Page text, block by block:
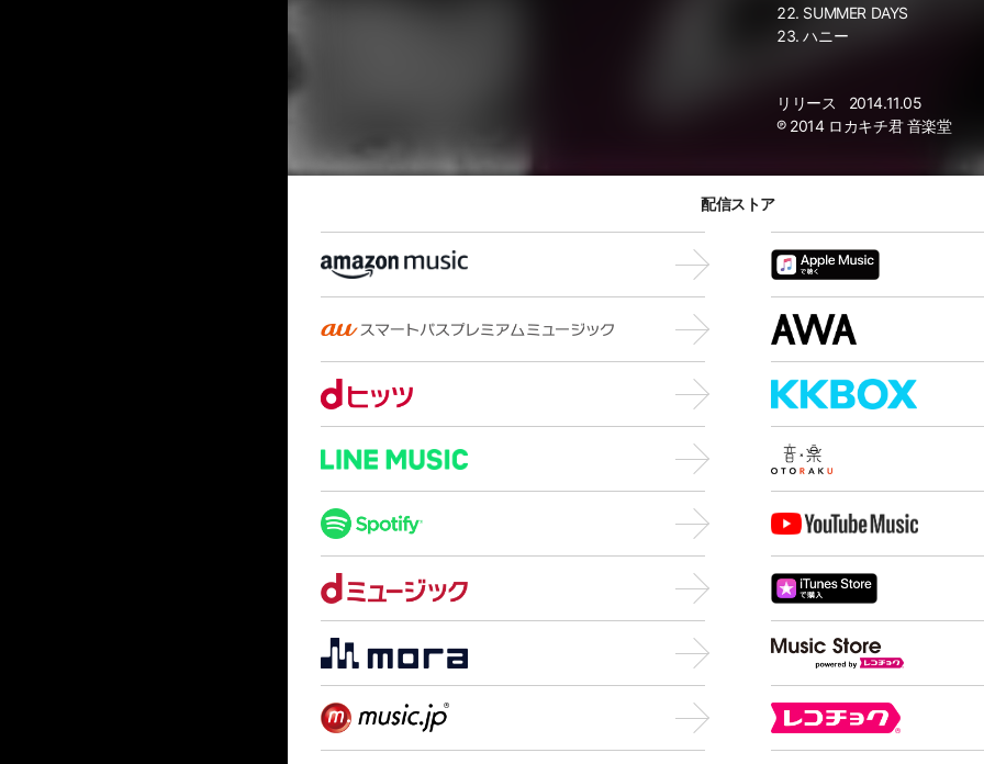
SUMMER DAYS
ハニー
リリース
2014.11.05
℗ 2014 ロカキチ君 音楽堂
配信ストア